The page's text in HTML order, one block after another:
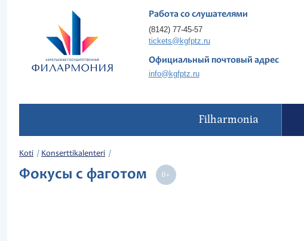
Работа со слушателями
(8142) 77-45-57
tickets@kgfptz.ru
Официальный почтовый адрес
info@kgfptz.ru
Filharmonia
Koti Konserttikalenteri
Фокусы с фаготом